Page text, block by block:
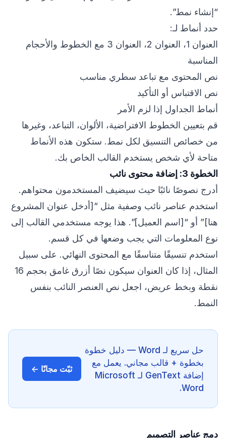
“إنشاء نمط”.
حدد أنماط لـ:
العنوان 1، العنوان 2، العنوان 3 مع الخطوط والأحجام
المناسبة
نص المحتوى مع تباعد سطري مناسب
نص الاقتباس أو التأكيد
أنماط الجداول إذا لزم الأمر
قم بتعيين الخطوط الافتراضية، الألوان، التباعد، وغيرها
من خصائص التنسيق لكل نمط. ستكون هذه الأنماط
متاحة لأي شخص يستخدم القالب الخاص بك.
الخطوة 3: إضافة محتوى نائب
أدرج نصوصًا نائبًا حيث سيضيف المستخدمون محتواهم.
استخدم عناصر نائب وصفية مثل “[أدخل عنوان المشروع
هنا]” أو “[اسم العميل]”. هذا يوجه مستخدمي القالب إلى
نوع المعلومات التي يجب وضعها في كل قسم.
استخدم تنسيقًا متناسقًا مع المحتوى النهائي. على سبيل
المثال، إذا كان العنوان سيكون نصًا أزرق غامق بحجم 16
نقطة وبخط عريض، اجعل نص العنصر النائب بنفس
النمط.
حل سريع لـ Word — دليل خطوة
بخطوة + قالب مجاني. يعمل مع
إضافة GenText لـ Microsoft
Word.
ثبّت مجانًا ←
دمج عناصر التصميم